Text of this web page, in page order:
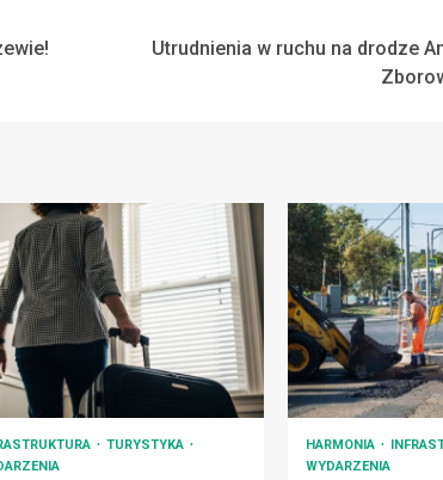
Utrudnienia w ruchu na drodze
TURYSTYKA
HARMONIA
WYDARZENIA